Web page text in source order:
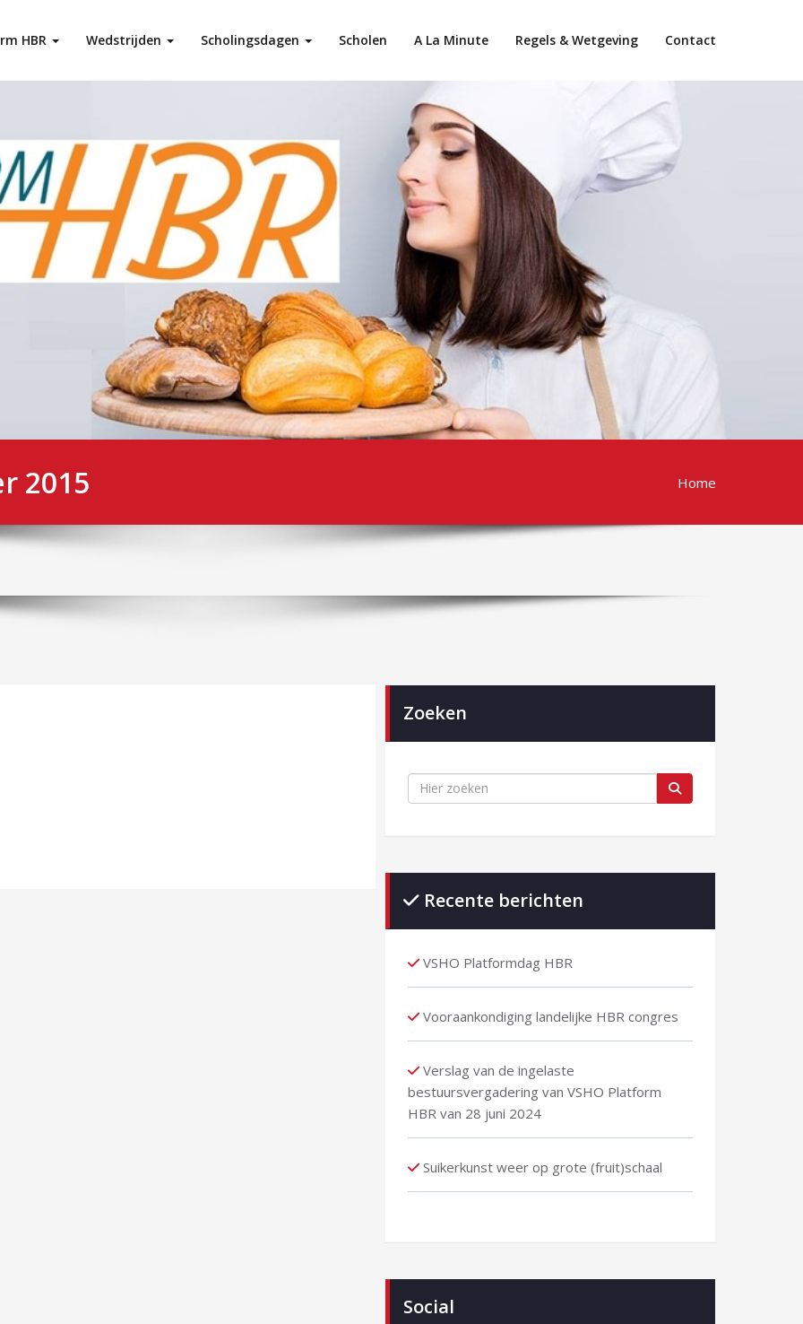
HBR Wedstrijden Scholingsdagen Scholen A La Minute Regels & Wetgeving Contact
2015 Home
Zoeken
Recente berichten
VSHO Platformdag HBR
Vooraankondiging landelijke HBR congres
Verslag van de ingelaste
bestuursvergadering van VSHO Platform
HBR van 28 juni 2024
Suikerkunst weer op grote (fruit)schaal
Social